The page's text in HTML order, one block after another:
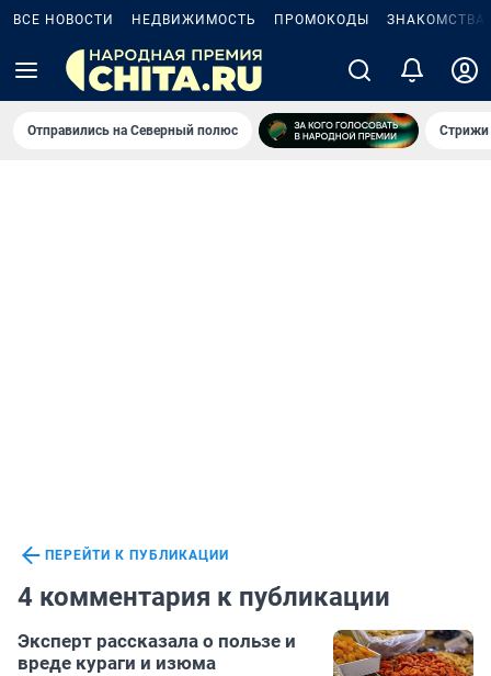
ВСЕ НОВОСТИ НЕДВИЖИМОСТЬ ПРОМОКОДЫ ЗНАКОМСТВА
Отправились на Северный полюс Стрижи
ПЕРЕЙТИ К ПУБЛИКАЦИИ
4 комментария к публикации
Эксперт рассказала о пользе и
вреде кураги и изюма